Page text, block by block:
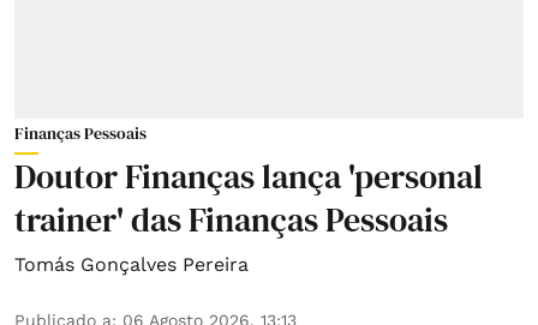
Finanças Pessoais
Doutor Finanças lança 'personal
trainer' das Finanças Pessoais
Tomás Gonçalves Pereira
Publicado a: 06 Agosto 2026, 13:13